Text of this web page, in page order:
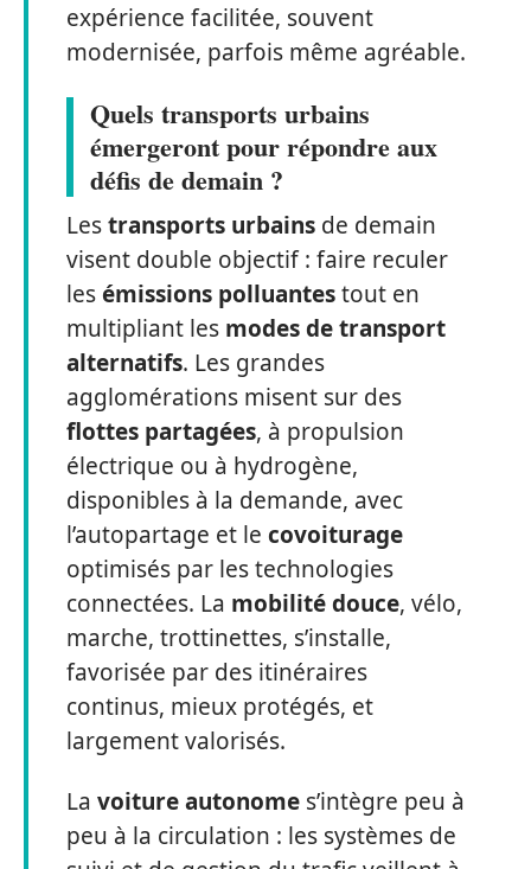
expérience facilitée, souvent
modernisée, parfois même agréable.
Quels transports urbains
émergeront pour répondre aux
défis de demain ?
Lestransports urbains de demain
visent double objectif : faire reculer
lesémissions polluantestout en
multipliant les modes de transport
alternatifs. Les grandes
agglomérations misent sur des
flottes partagées, à propulsion
électrique ou à hydrogène,
disponibles à la demande, avec
l’autopartage et le covoiturage
optimisés par les technologies
connectées. La mobilité douce, vélo,
marche, trottinettes, s’installe,
favorisée par des itinéraires
continus, mieux protégés, et
largement valorisés.
La voiture autonome s’intègre peu à
peu à la circulation : les systèmes de